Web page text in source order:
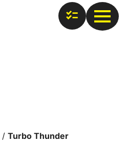
/ Turbo Thunder